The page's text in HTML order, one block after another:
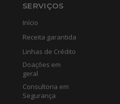
SERVIÇOS
Início
Receita garantida
Linhas de Crédito
Doações em
geral
Consultoria em
Segurança